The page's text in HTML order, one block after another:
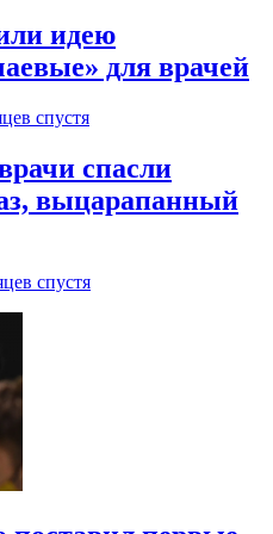
идею
для врачей
спустя
спасли
выцарапанный
спустя